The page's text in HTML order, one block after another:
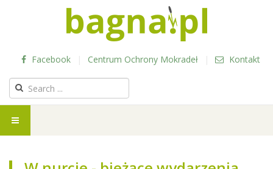
Facebook | Centrum Ochrony Mokradeł | Kontakt